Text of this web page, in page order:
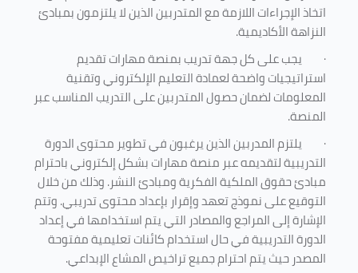
اتخاذ الإجراءات اللازمة مع المتدربين الذين لا يلتزمون بمبادئ
النزاهة الأكاديمية.
· يجب على كل جهة تدريب بمنصة مهارات تقديم
استراتيجيات واضحة لعمادة التعليم الإلكتروني وتقنية
المعلومات لضمان حصول المتدربين على التدريب المناسب عبر
المنصة.
· يلتزم المدربين الذين يرغبون في تطوير محتوى الدورة
التدريبية لتقديمه عبر منصة مهارات بشكل إلكتروني باحترام
مبادئ حقوق الملكية الفكرية ومبادئ النشر. وذلك من خلال
التوقيع على نموذج تعهد وإقرار بإعداد محتوى تدريبي. وتتم
الإشارة إلى المراجع والمصادر التي يتم استخدامها في إعداد
الدورة التدريبية في حال استخدام كائنات تعليمية مفتوحة
المصدر حيث يتم احترام جميع تراخيص المشاع الإبداعي.